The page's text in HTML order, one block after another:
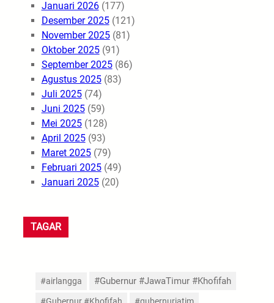
Januari 2026(177)
Desember 2025(121)
November 2025(81)
Oktober 2025(91)
September 2025(86)
Agustus 2025(83)
Juli 2025(74)
Juni 2025(59)
Mei 2025(128)
April 2025(93)
Maret 2025(79)
Februari 2025(49)
Januari 2025(20)
TAGAR
#airlangga #Gubernur #JawaTimur #Khofifah